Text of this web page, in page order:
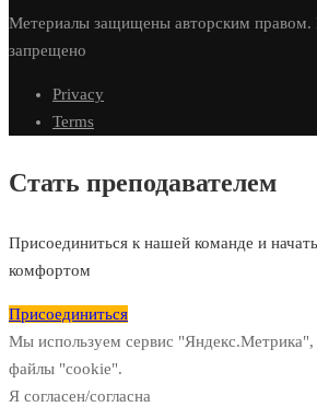
Метериалы защищены авторским правом.
запрещено
Privacy
Terms
Стать преподавателем
Присоединиться к нашей команде и
комфортом
Присоединиться
Мы используем сервис "Яндекс.Метрика",
файлы "cookie".
Я согласен/согласна